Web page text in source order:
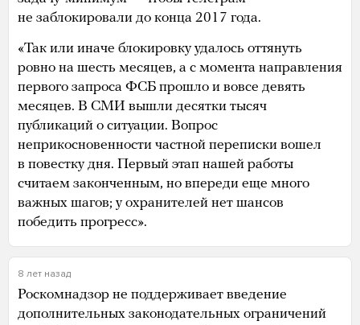
не заблокировали до конца 2017 года.
«Так или иначе блокировку удалось оттянуть
ровно на шесть месяцев, а с момента направления
первого запроса ФСБ прошло и вовсе девять
месяцев. В СМИ вышли десятки тысяч
публикаций о ситуации. Вопрос
неприкосновенности частной переписки вошел
в повестку дня. Первый этап нашей работы
считаем законченным, но впереди еще много
важных шагов; у охранителей нет шансов
победить прогресс».
8 лет назад
Роскомнадзор не поддерживает введение
дополнительных законодательных ограничений